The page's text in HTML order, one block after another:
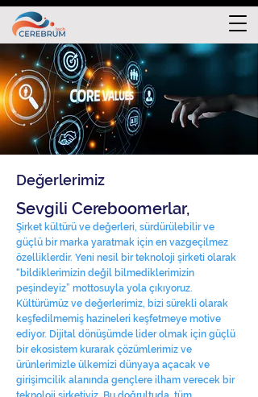
Değerlerimiz
Sevgili Cereboomerlar,
Şirket kültürü ve değerleri, sürdürülebilir ve
güçlü bir marka yaratmak için en vazgeçilmez
özelliklerdir. Yeni nesil bir teknoloji şirketi olarak
“bildiklerimizin değil bilmediklerimizin
peşindeyiz” mottosuyla yola çıkıyoruz.
Kültürümüz ve değerlerimiz, bizi sürekli olarak
keşfedilmemiş hazineleri keşfetmeye motive
ediyor. Dijital dönüşümde lider olmak için güçlü
bir ekosistem kurarak çözümlerimiz ve
ürünlerimizle ülkemizi dünyaya açacak ve
girişimcilik alanında gençlere ilham verecek bir